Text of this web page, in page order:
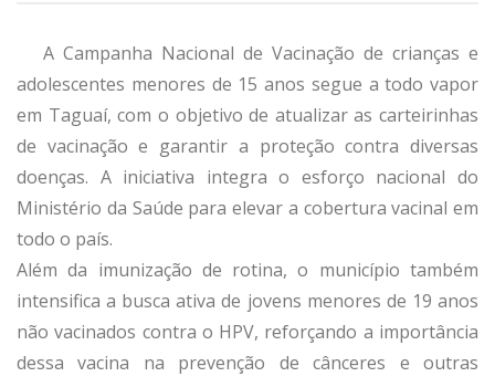
A Campanha Nacional de Vacinação de crianças e
adolescentes menores de 15 anos segue a todo vapor
em Taguaí, com o objetivo de atualizar as carteirinhas
de vacinação e garantir a proteção contra diversas
doenças. A iniciativa integra o esforço nacional do
Ministério da Saúde para elevar a cobertura vacinal em
todo o país.
Além da imunização de rotina, o município também
intensifica a busca ativa de jovens menores de 19 anos
não vacinados contra o HPV, reforçando a importância
dessa vacina na prevenção de cânceres e outras